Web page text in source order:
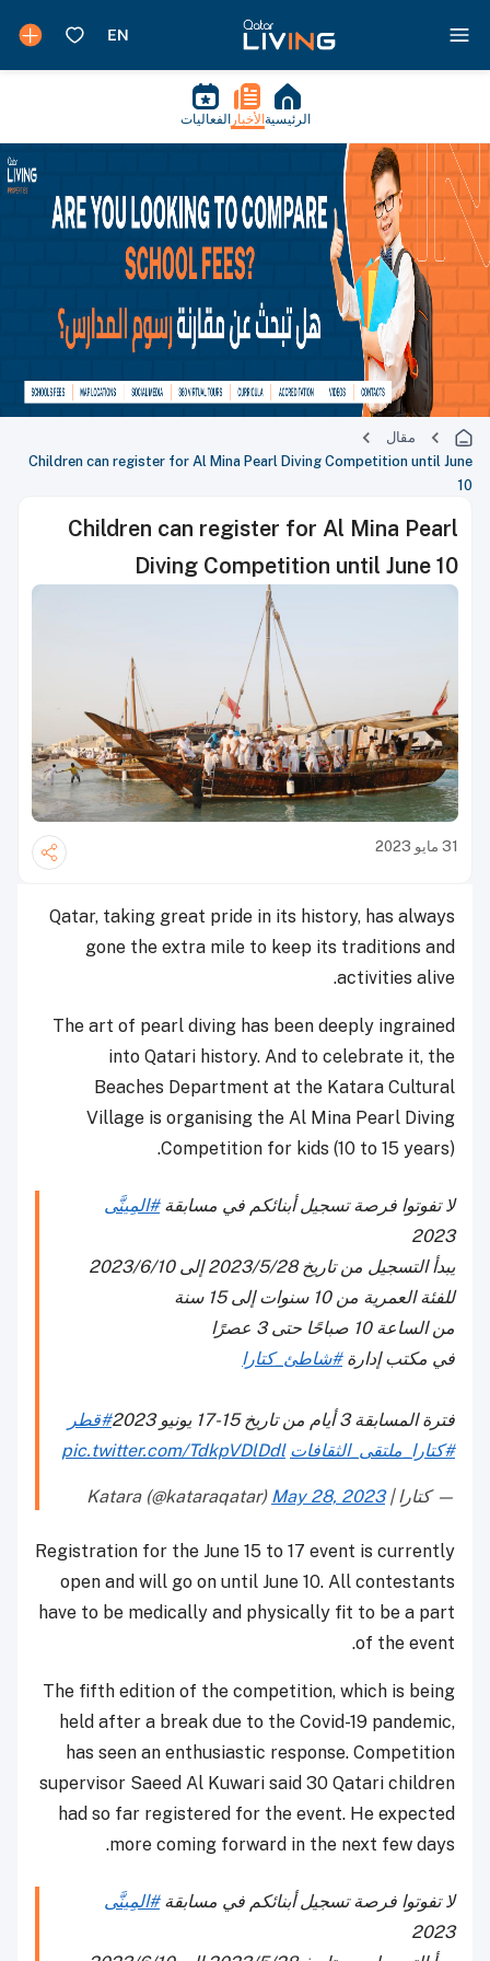
الرئيسية الأخبار الفعاليات
مقال
Children can register for Al Mina Pearl Diving Competition until June
10
Children can register for Al Mina Pearl
Diving Competition until June 10
31 مايو 2023
Qatar, taking great pride in its history, has always
gone the extra mile to keep its traditions and
activities alive.
The art of pearl diving has been deeply ingrained
into Qatari history. And to celebrate it, the
Beaches Department at the Katara Cultural
Village is organising the Al Mina Pearl Diving
Competition for kids (10 to 15 years).
لا تفوتوا فرصة تسجيل أبنائكم في مسابقة#المِينَّى
2023
يبدأ التسجيل من تاريخ 2023/5/28 إلى 2023/6/10
للفئة العمرية من 10 سنوات إلى 15 سنة
من الساعة 10 صباحًا حتى 3 عصرًا
في مكتب إدارة#شاطئ_كتارا
فترة المسابقة 3 أيام من تاريخ 15-17 يونيو 2023
#قطر
#كتارا_ملتقى_الثقافات pic.twitter.com/TdkpVDlDdl
— كتارا | Katara (@kataraqatar)May 28, 2023
Registration for the June 15 to 17 event is currently
open and will go on until June 10. All contestants
have to be medically and physically fit to be a part
of the event.
The fifth edition of the competition, which is being
held after a break due to the Covid-19 pandemic,
has seen an enthusiastic response. Competition
supervisor Saeed Al Kuwari said 30 Qatari children
had so far registered for the event. He expected
more coming forward in the next few days.
لا تفوتوا فرصة تسجيل أبنائكم في مسابقة#المِينَّى
2023